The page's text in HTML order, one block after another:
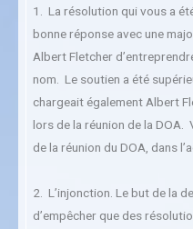
1. La résolution qui vous a
bonne réponse avec une
Albert Fletcher
nom. Le soutien a été
chargeait également Albert
lors de la réunion de la
de la réunion du DOA, dans
2. L’injonction. Le but de la
d’empêcher que des